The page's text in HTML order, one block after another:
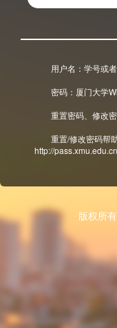
用户名：学号或
密码：厦门大学
重置密码、修改
重置/修改密码帮
http://
版权所